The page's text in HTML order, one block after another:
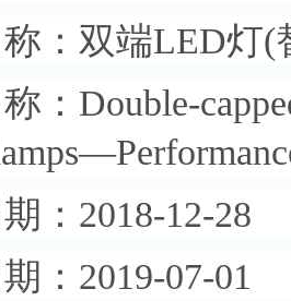
双端LED灯(
Double-capped
2018-12-28
2019-07-01